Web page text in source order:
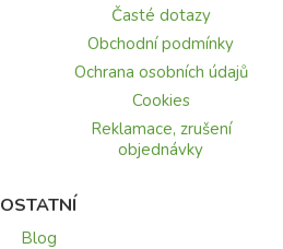
Časté dotazy
Obchodní podmínky
Ochrana osobních údajů
Cookies
Reklamace, zrušení
objednávky
OSTATNÍ
Blog